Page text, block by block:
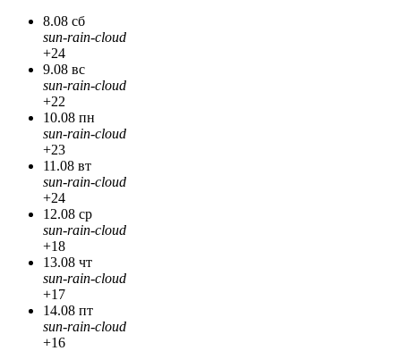
8.08 сб
sun-rain-cloud
+24
9.08 вс
sun-rain-cloud
+22
10.08 пн
sun-rain-cloud
+23
11.08 вт
sun-rain-cloud
+24
12.08 ср
sun-rain-cloud
+18
13.08 чт
sun-rain-cloud
+17
14.08 пт
sun-rain-cloud
+16